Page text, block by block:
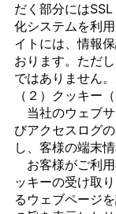
だく部分には
化システムを利
イトには、情報
おります。ただ
ではありません
（２）クッキー
当社のウェブサ
びアクセスログ
し、客様の端末
お客様がご利用
ッキーの受け取
るウェブページ